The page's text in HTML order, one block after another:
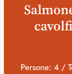
Persone: 4 /